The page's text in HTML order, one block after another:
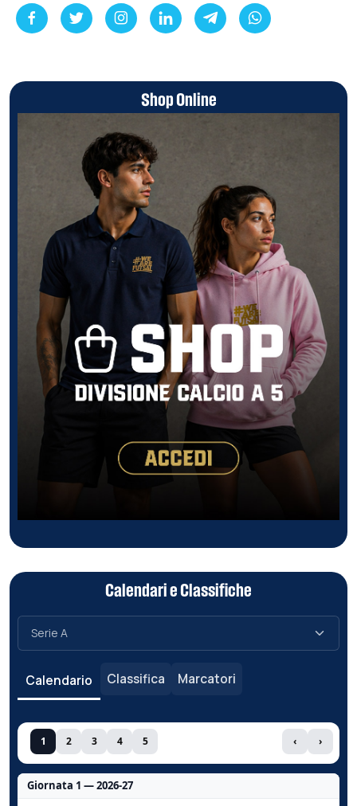
Shop Online
Calendari e Classifiche
Calendario Classifica Marcatori
1 2 3 4 5 ‹ ›
Giornata 1 — 2026-27